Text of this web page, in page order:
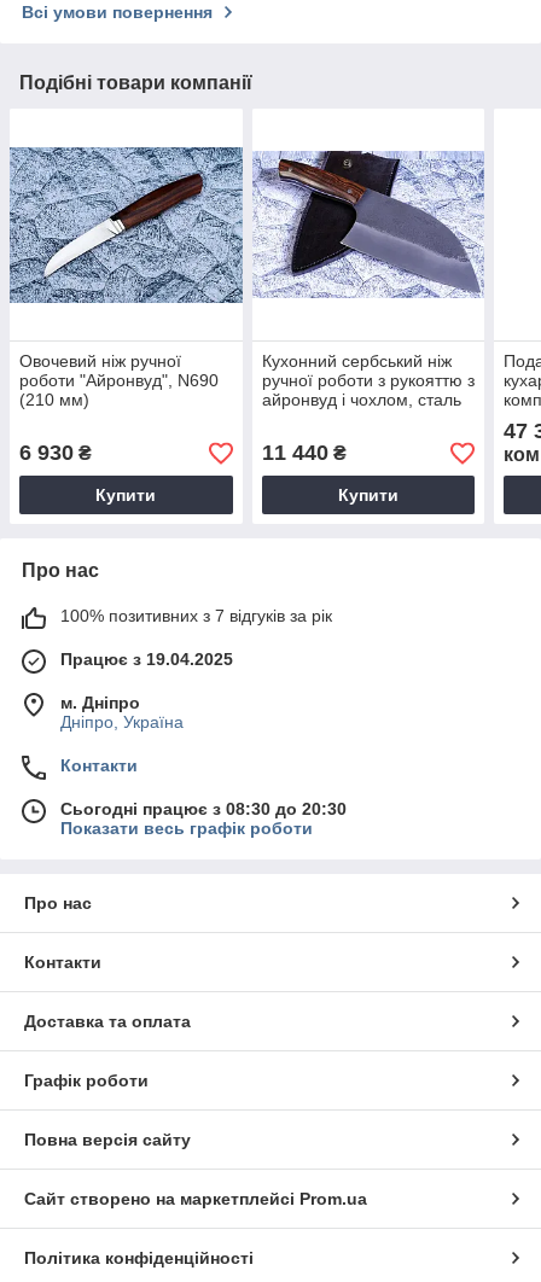
Всі умови повернення
Подібні товари компанії
Овочевий ніж ручної
роботи "Айронвуд", N690
(210 мм)
6 930 ₴
Купити
Кухонний сербський ніж
ручної роботи з рукояттю з
айронвуд і чохлом, сталь
11 440₴
Купити
47
Про нас
100% позитивних з 7 відгуків за рік
Працює з 19.04.2025
м. Дніпро
Дніпро, Україна
Контакти
Сьогодні працює з 08:30 до 20:30
Показати весь графік роботи
Про нас
Контакти
Доставка та оплата
Графік роботи
Повна версія сайту
Сайт створено на маркетплейсі Prom.ua
Політика конфіденційності